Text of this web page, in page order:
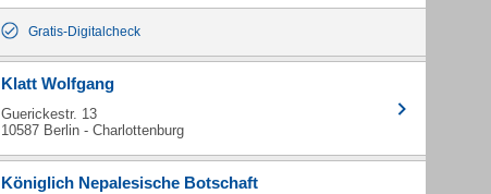
Gratis-Digitalcheck
Klatt Wolfgang
Guerickestr. 13
10587 Berlin - Charlottenburg
Königlich Nepalesische Botschaft